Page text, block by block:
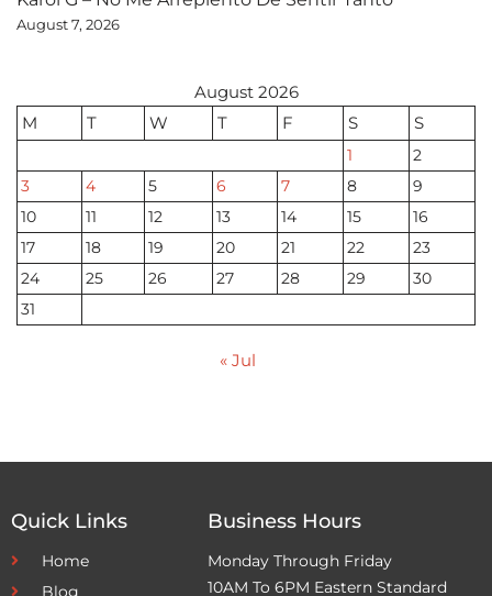
August 7, 2026
August 2026
M
T W T F S S
1
2
3
4 5 6 7 8
9
10
11 12 13 14 15
16
17
18 19 20 21 22
23
24
25 26 27 28 29
30
31
« Jul
Quick Links
Home
Blog
Business Hours
Monday Through Friday
10AM To 6PM Eastern Standard